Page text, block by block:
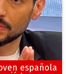
española